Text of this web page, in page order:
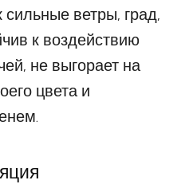
ветры, град,
к воздействию
не выгорает на
цвета и